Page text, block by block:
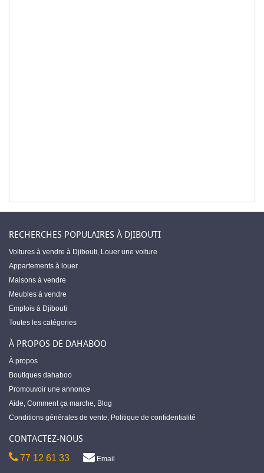
RECHERCHES POPULAIRES À DJIBOUTI
Voitures à vendre à Djibouti, Louer une voiture
Appartements à louer
Maisons à vendre
Meubles à vendre
Emplois à Djibouti
Toutes les catégories
À PROPOS DE DAHABOO
À propos
Boutiques dahaboo
Promouvoir une annonce
Aide, Comment ça marche, Blog
Conditions générales de vente, Politique de confidentialité
CONTACTEZ-NOUS
77 12 61 33 Email